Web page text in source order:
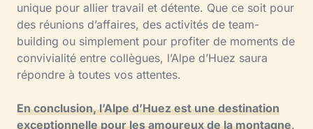
unique pour allier travail et détente. Que ce soit pour
des réunions d’affaires, des activités de team-
building ou simplement pour profiter de moments de
convivialité entre collègues, l’Alpe d’Huez saura
répondre à toutes vos attentes.
En conclusion, l’Alpe d’Huez est une destination
exceptionnelle pour les amoureux de la montagne.